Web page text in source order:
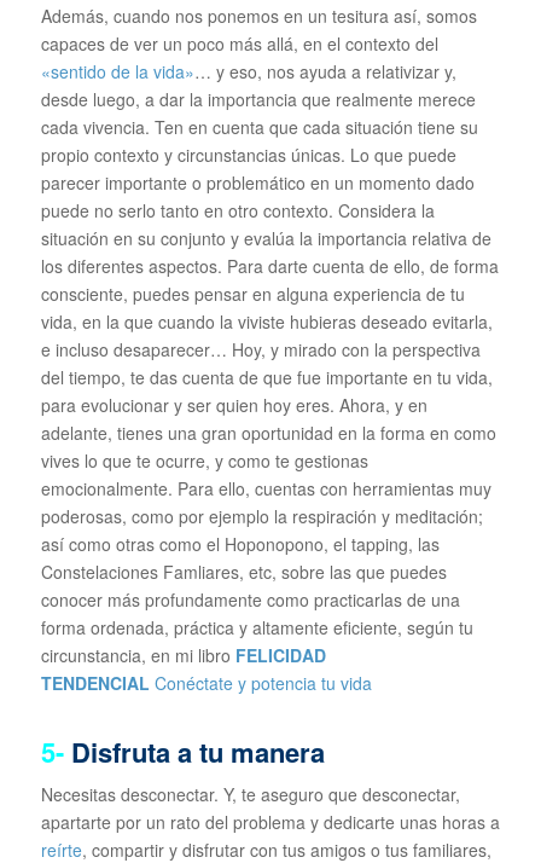
Además, cuando nos ponemos en un tesitura así, somos
capaces de ver un poco más allá, en el contexto del
«sentido de la vida»… y eso, nos ayuda a relativizar y,
desde luego, a dar la importancia que realmente merece
cada vivencia. Ten en cuenta que cada situación tiene su
propio contexto y circunstancias únicas. Lo que puede
parecer importante o problemático en un momento dado
puede no serlo tanto en otro contexto. Considera la
situación en su conjunto y evalúa la importancia relativa de
los diferentes aspectos. Para darte cuenta de ello, de forma
consciente, puedes pensar en alguna experiencia de tu
vida, en la que cuando la viviste hubieras deseado evitarla,
e incluso desaparecer… Hoy, y mirado con la perspectiva
del tiempo, te das cuenta de que fue importante en tu vida,
para evolucionar y ser quien hoy eres. Ahora, y en
adelante, tienes una gran oportunidad en la forma en como
vives lo que te ocurre, y como te gestionas
emocionalmente. Para ello, cuentas con herramientas muy
poderosas, como por ejemplo la respiración y meditación;
así como otras como el Hoponopono, el tapping, las
Constelaciones Famliares, etc, sobre las que puedes
conocer más profundamente como practicarlas de una
forma ordenada, práctica y altamente eficiente, según tu
circunstancia, en mi libro FELICIDAD
TENDENCIAL Conéctate y potencia tu vida
5- Disfruta a tu manera
Necesitas desconectar. Y, te aseguro que desconectar,
apartarte por un rato del problema y dedicarte unas horas a
reírte, compartir y disfrutar con tus amigos o tus familiares,